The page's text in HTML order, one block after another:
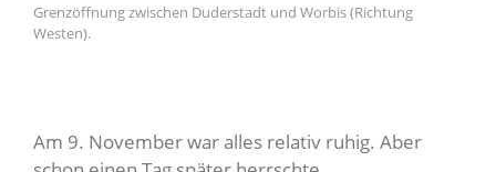
Grenzöffnung zwischen Duderstadt und Worbis (Richtung
Westen).
Am 9. November war alles relativ ruhig. Aber